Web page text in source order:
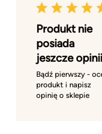
Produkt nie
posiada
jeszcze opinii
Bądź pierwszy -
produkt i napisz
opinię o sklepie